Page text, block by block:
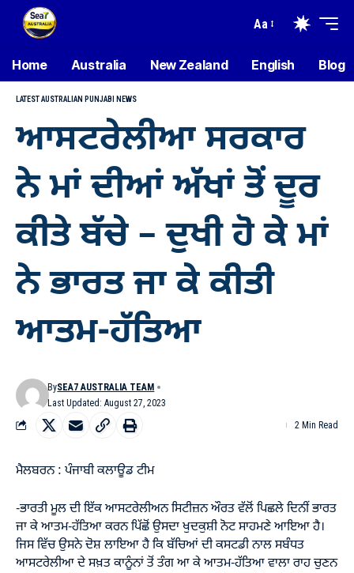
Aa
Home Australia New Zealand English Blog
LATEST AUSTRALIAN PUNJABI NEWS
ਆਸਟਰੇਲੀਆ ਸਰਕਾਰ
ਨੇ ਮਾਂ ਦੀਆਂ ਅੱਖਾਂ ਤੋਂ ਦੂਰ
ਕੀਤੇ ਬੱਚੇ – ਦੁਖੀ ਹੋ ਕੇ ਮਾਂ
ਨੇ ਭਾਰਤ ਜਾ ਕੇ ਕੀਤੀ
ਆਤਮ-ਹੱਤਿਆ
Last Updated: August 27, 2023
BySEA7 AUSTRALIA TEAM
2 Min Read
ਮੈਲਬਰਨ : ਪੰਜਾਬੀ ਕਲਾਊਡ ਟੀਮ
-ਭਾਰਤੀ ਮੂਲ ਦੀ ਇੱਕ ਆਸਟਰੇਲੀਅਨ ਸਿਟੀਜ਼ਨ ਔਰਤ ਵੱਲੋਂ ਪਿਛਲੇ ਦਿਨੀਂ ਭਾਰਤ
ਜਾ ਕੇ ਆਤਮ-ਹੱਤਿਆ ਕਰਨ ਪਿੱਛੋਂ ਉਸਦਾ ਖੁਦਕੁਸ਼ੀ ਨੋਟ ਸਾਹਮਣੇ ਆਇਆ ਹੈ।
ਜਿਸ ਵਿੱਚ ਉਸਨੇ ਦੋਸ਼ ਲਾਇਆ ਹੈ ਕਿ ਬੱਚਿਆਂ ਦੀ ਕਸਟਡੀ ਨਾਲ ਸਬੰਧਤ
ਆਸਟਰੇਲੀਆ ਦੇ ਸਖ਼ਤ ਕਾਨੂੰਨਾਂ ਤੋਂ ਤੰਗ ਆ ਕੇ ਆਤਮ-ਹੱਤਿਆ ਵਾਲਾ ਰਾਹ ਚੁਣਨ